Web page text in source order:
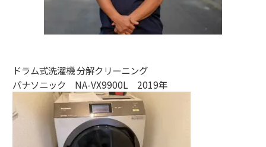
ドラム式洗濯機 分解クリーニング
パナソニック NA-VX9900L 2019年